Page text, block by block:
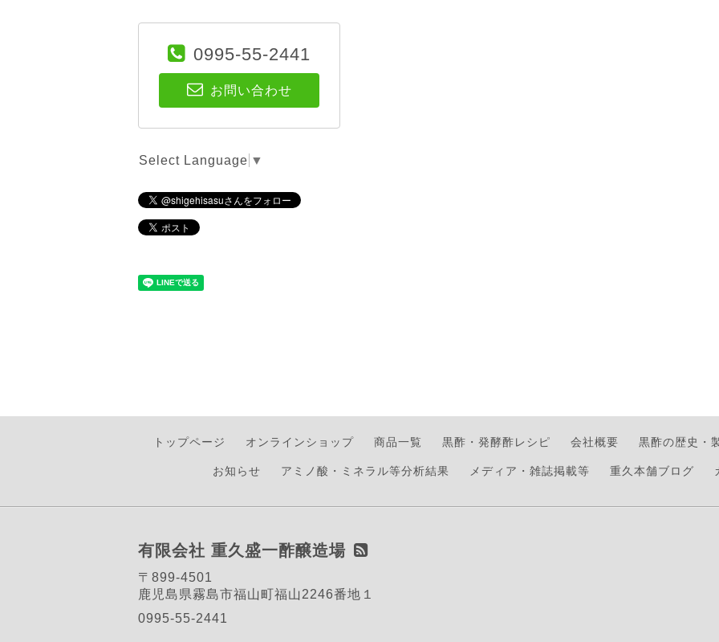
0995-55-2441
お問い合わせ
Select Language ▼
トップページ オンラインショップ 商品一覧 黒酢・発酵酢レシピ 会社概要 黒酢の歴史・
お知らせ アミノ酸・ミネラル等分析結果 メディア・雑誌掲載等 重久本舗ブログ
有限会社 重久盛一酢醸造場
〒899-4501
鹿児島県霧島市福山町福山2246番地１
0995-55-2441